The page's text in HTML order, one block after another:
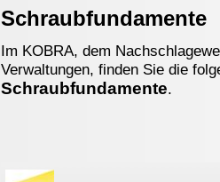
Schraubfundamente
Im KOBRA, dem
Verwaltungen, finden Sie die
Schraubfundamente.